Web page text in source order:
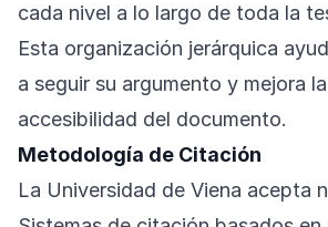
cada nivel a lo largo de toda la
Esta organización jerárquica
a seguir su argumento y mejora
accesibilidad del documento.
Metodología de Citación
La Universidad de Viena acepta